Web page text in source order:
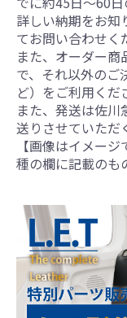
詳しい納期をお知
てお問い合わせく
また、オーダー
で、それ以外のご
ど）をご利用くだ
また、発送は佐
送りさせていただ
【画像はイメー
種の欄に記載のも